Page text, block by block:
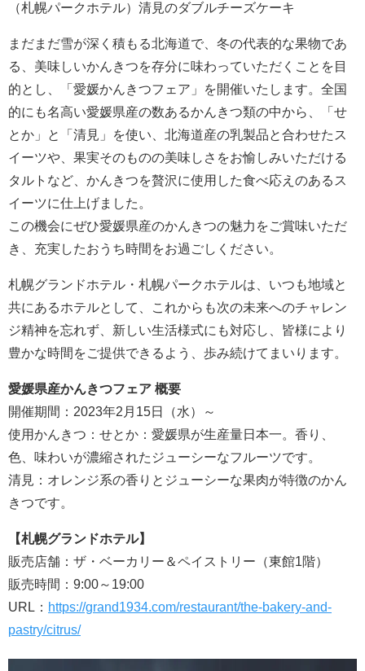
（札幌パークホテル）清見のダブルチーズケーキ
まだまだ雪が深く積もる北海道で、冬の代表的な果物であ
る、美味しいかんきつを存分に味わっていただくことを目
的とし、「愛媛かんきつフェア」を開催いたします。全国
的にも名高い愛媛県産の数あるかんきつ類の中から、「せ
とか」と「清見」を使い、北海道産の乳製品と合わせたス
イーツや、果実そのものの美味しさをお愉しみいただける
タルトなど、かんきつを贅沢に使用した食べ応えのあるス
イーツに仕上げました。
この機会にぜひ愛媛県産のかんきつの魅力をご賞味いただ
き、充実したおうち時間をお過ごしください。
札幌グランドホテル・札幌パークホテルは、いつも地域と
共にあるホテルとして、これからも次の未来へのチャレン
ジ精神を忘れず、新しい生活様式にも対応し、皆様により
豊かな時間をご提供できるよう、歩み続けてまいります。
愛媛県産かんきつフェア 概要
開催期間：2023年2月15日（水）～
使用かんきつ：せとか：愛媛県が生産量日本一。香り、
色、味わいが濃縮されたジューシーなフルーツです。
清見：オレンジ系の香りとジューシーな果肉が特徴のかん
きつです。
【札幌グランドホテル】
販売店舗：ザ・ベーカリー＆ペイストリー（東館1階）
販売時間：9:00～19:00
URL： https://grand1934.com/restaurant/the-bakery-and-
pastry/citrus/